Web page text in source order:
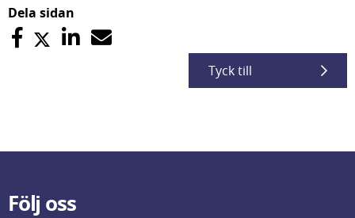
Dela sidan
Tyck till
Följ oss